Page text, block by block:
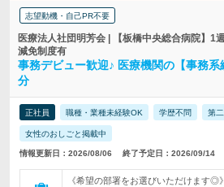
志望動機・自己PR不要
医療法人社団明芳会 | 【板橋中央総合病院】1
減免制度有
事務デビュー歓迎♪ 医療機関の【事務
分
正社員 職種・業種未経験OK 学歴不問 第
女性のおしごと掲載中
情報更新日：2026/08/06 終了予定日：2026/09/14
《希望の部署をお選びいただけます◎